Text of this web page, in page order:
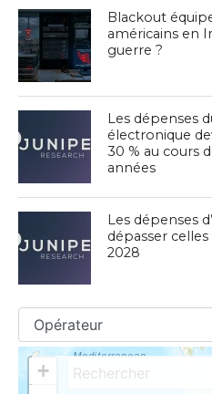
Blackout
américains en
guerre ?
Les dépenses
électronique
30 % au cours
années
Les dépenses
dépasser celles
2028